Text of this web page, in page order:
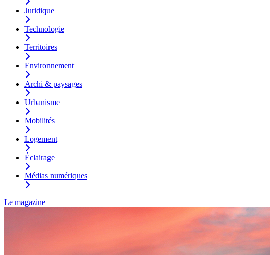
Juridique
Technologie
Territoires
Environnement
Archi & paysages
Urbanisme
Mobilités
Logement
Éclairage
Médias numériques
Le magazine